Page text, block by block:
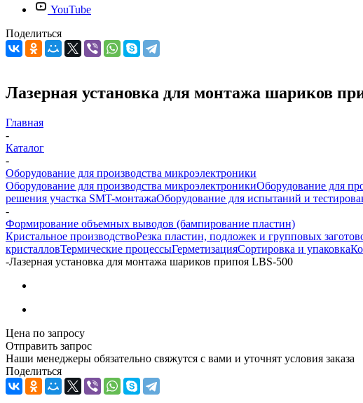
YouTube
Поделиться
Лазерная установка для монтажа шариков
Главная
-
Каталог
-
Оборудование для производства микроэлектроники
Оборудование для производства микроэлектроникиОборудование для
решения участка SMT-монтажаОборудование для испытаний и
-
Формирование объемных выводов (бампирование пластин)
Кристальное производствоРезка пластин, подложек и групповых
кристалловТермические процессыГерметизацияСортировка и упаковка
-Лазерная установка для монтажа шариков припоя LBS-500
Цена по запросу
Отправить запрос
Наши менеджеры обязательно свяжутся с вами и уточнят условия заказа
Поделиться